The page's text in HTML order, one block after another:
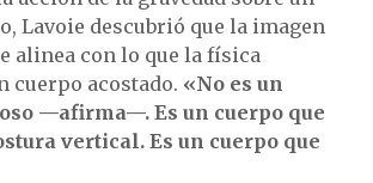
Lavoie descubrió que la imagen
alinea con lo que la física
cuerpo acostado. «No es un
—afirma—. Es un cuerpo que
vertical. Es un cuerpo que